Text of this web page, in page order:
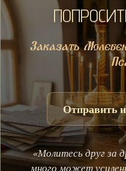
Заказать
Отправить
«Молитесь друг за
много может